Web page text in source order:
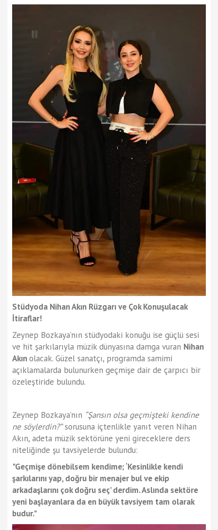
Stüdyoda Nihan Akın Rüzgarı ve Çok Konuşulacak
İtiraflar!
Zeynep Bozkaya’nın stüdyodaki konuğu ise güçlü sesi
ve hit şarkılarıyla müzik dünyasına damga vuran Nihan
Akınolacak. Güzel sanatçı, programda samimi
açıklamalarda bulunurken geçmişe dair de çarpıcı bir
özeleştiride bulundu.
Zeynep Bozkaya’nın “Şansın olsa geçmişteki kendine
ne söylerdin?”sorusuna içtenlikle yanıt veren Nihan
Akın, adeta müzik sektörüne yeni gireceklere ders
niteliğinde şu tavsiyelerde bulundu:
"Geçmişe dönebilsem kendime; ‘Kesinlikle kendi
şarkılarını yap, doğru bir menajer bul ve ekip
arkadaşlarını çok doğru seç’ derdim. Aslında sektöre
yeni başlayanlara da en büyük tavsiyem tam olarak
budur."